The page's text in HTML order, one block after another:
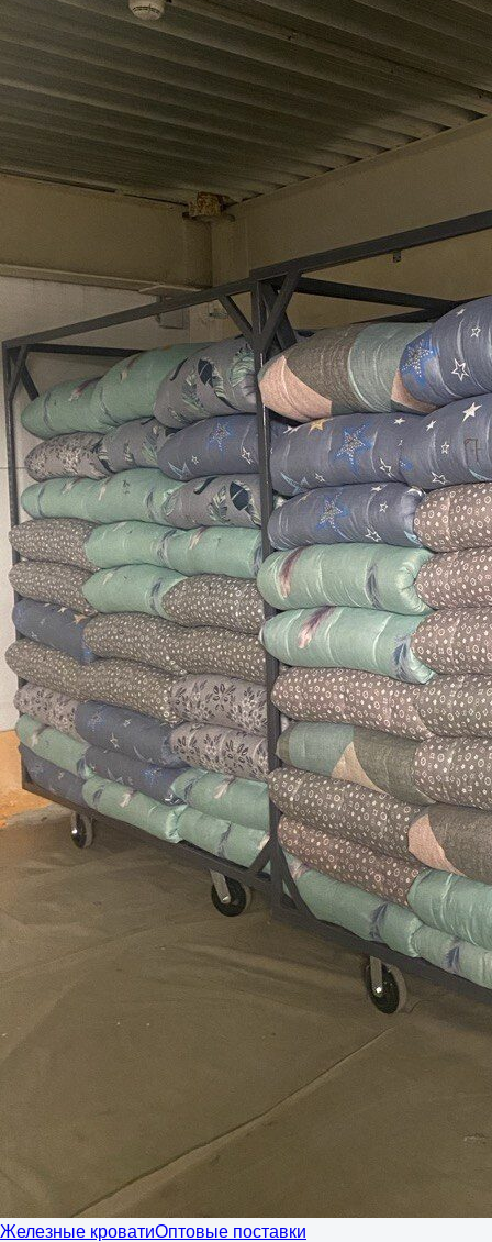
Железные кроватиОптовые поставки